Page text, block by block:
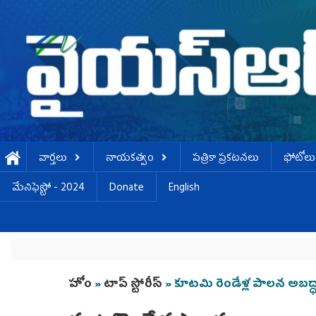
వార్తలు నాయకత్వం పత్రికా ప్రకటనలు
ఫోటోలు
మేనిఫెస్టో - 2024
Donate English
You are here
హోం »టాప్ స్టోరీస్ » కూటమి రెండేళ్ల పాలన